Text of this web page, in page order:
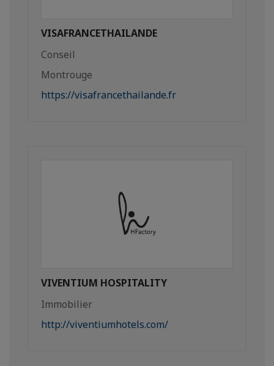
VISAFRANCETHAILANDE
Conseil
Montrouge
https://visafrancethailande.fr
VIVENTIUM HOSPITALITY
Immobilier
http://viventiumhotels.com/